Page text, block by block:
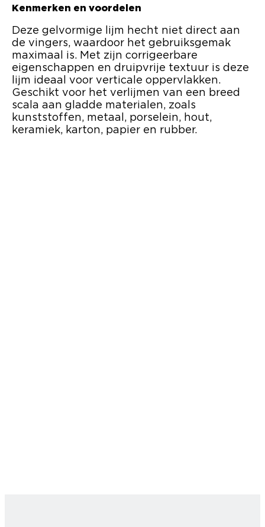
Kenmerken en voordelen
Deze gelvormige lijm hecht niet direct aan
de vingers, waardoor het gebruiksgemak
maximaal is. Met zijn corrigeerbare
eigenschappen en druipvrije textuur is deze
lijm ideaal voor verticale oppervlakken.
Geschikt voor het verlijmen van een breed
scala aan gladde materialen, zoals
kunststoffen, metaal, porselein, hout,
keramiek, karton, papier en rubber.